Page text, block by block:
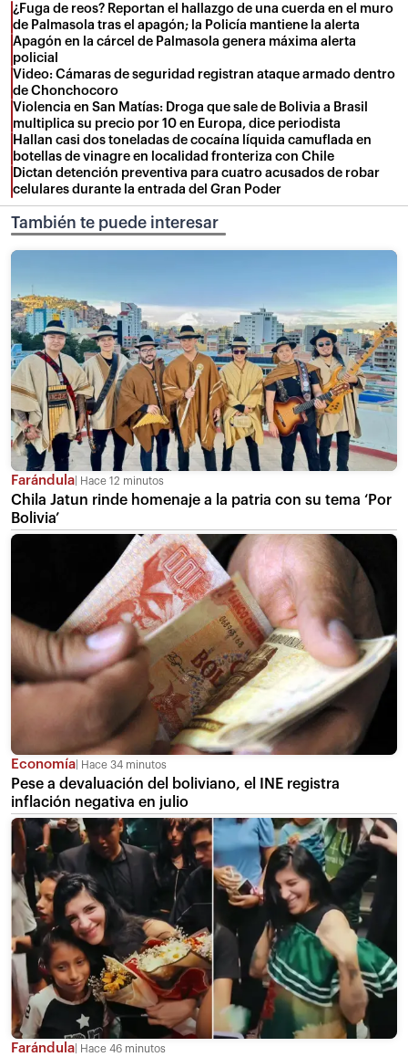
¿Fuga de reos? Reportan el hallazgo de una cuerda en el muro
de Palmasola tras el apagón; la Policía mantiene la alerta
Apagón en la cárcel de Palmasola genera máxima alerta
policial
Video: Cámaras de seguridad registran ataque armado dentro
de Chonchocoro
Violencia en San Matías: Droga que sale de Bolivia a Brasil
multiplica su precio por 10 en Europa, dice periodista
Hallan casi dos toneladas de cocaína líquida camuflada en
botellas de vinagre en localidad fronteriza con Chile
Dictan detención preventiva para cuatro acusados de robar
celulares durante la entrada del Gran Poder
También te puede interesar
Farándula Hace 12 minutos
Chila Jatun rinde homenaje a la patria con su tema ‘Por
Bolivia’
Economía Hace 34 minutos
Pese a devaluación del boliviano, el INE registra
inflación negativa en julio
Farándula Hace 46 minutos